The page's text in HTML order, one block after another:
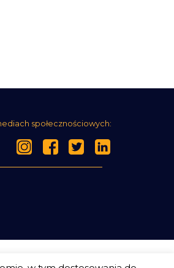
społecznościowych: